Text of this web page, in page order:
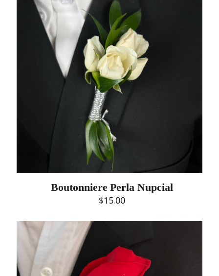
Boutonniere Perla Nupcial
$15.00